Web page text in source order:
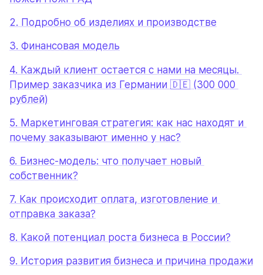
2. Подробно об изделиях и производстве
3. Финансовая модель
4. Каждый клиент остается с нами на месяцы.
Пример заказчика из Германии 🇩🇪 (300 000
рублей)
5. Маркетинговая стратегия: как нас находят и
почему заказывают именно у нас?
6. Бизнес-модель: что получает новый
собственник?
7. Как происходит оплата, изготовление и
отправка заказа?
8. Какой потенциал роста бизнеса в России?
9. История развития бизнеса и причина продажи